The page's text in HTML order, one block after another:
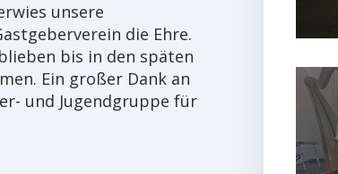
unsere
die Ehre.
bis in den späten
Ein großer Dank an
und Jugendgruppe für